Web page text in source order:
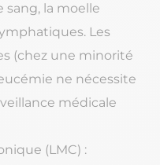
sang, la moelle
Les
(chez une minorité
ne nécessite
médicale
(LMC) :